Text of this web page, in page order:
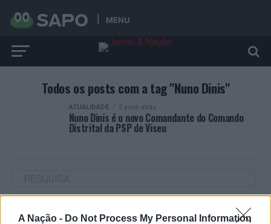
A Nação - Do Not Process My Personal Information
MENU
Todos os posts com a tag "Nuno Dinis"
ATUALIDADE 2 anos atrás
Nuno Dinis é o novo Comandante do Comando
Distrital da PSP de Viseu
ARTIGOS RECENTES